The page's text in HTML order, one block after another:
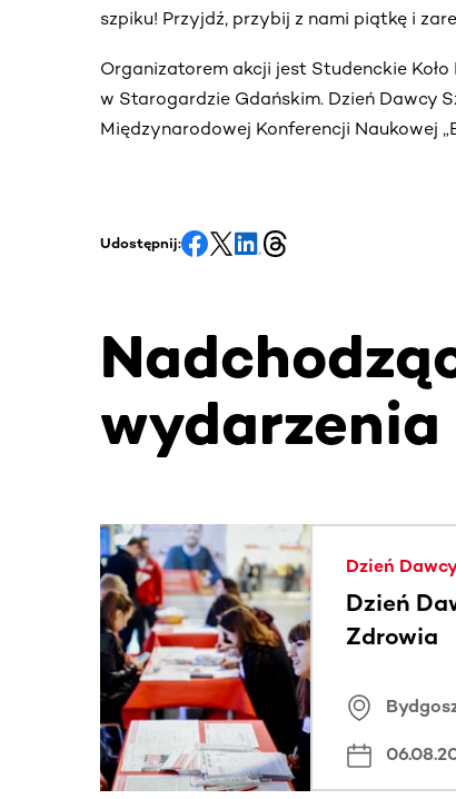
szpiku! Przyjdź, przybij z nami piątkę i
Organizatorem akcji jest Studenckie
w Starogardzie Gdańskim. Dzień Dawcy
Międzynarodowej Konferencji Naukowej
Udostępnij:
wydarzenia
Ta sekcja zawiera treści przewijane w
Dzień
Dzień
Zdrowia